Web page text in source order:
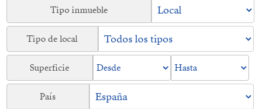
Tipo inmueble
Tipo de local
Superficie
País